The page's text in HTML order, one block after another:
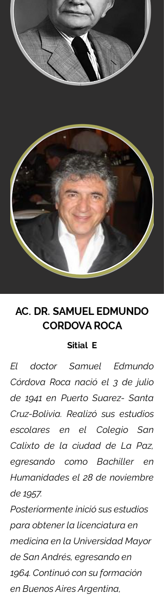
AC. DR. SAMUEL EDMUNDO
CORDOVA ROCA
Sitial E
El doctor Samuel Edmundo
Córdova Roca nació el 3 de julio
de 1941 en Puerto Suarez- Santa
Cruz-Bolivia. Realizó sus estudios
escolares en el Colegio San
Calixto de la ciudad de La Paz,
egresando como Bachiller en
Humanidades el 28 de noviembre
de 1957.
Posteriormente inició sus estudios
para obtener la licenciatura en
medicina en la Universidad Mayor
de San Andrés, egresando en
1964. Continuó con su formación
en Buenos Aires Argentina,